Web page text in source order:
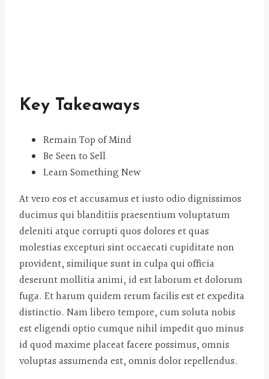
Key Takeaways
Remain Top of Mind
Be Seen to Sell
Learn Something New
At vero eos et accusamus et iusto odio dignissimos
ducimus qui blanditiis praesentium voluptatum
deleniti atque corrupti quos dolores et quas
molestias excepturi sint occaecati cupiditate non
provident, similique sunt in culpa qui officia
deserunt mollitia animi, id est laborum et dolorum
fuga. Et harum quidem rerum facilis est et expedita
distinctio. Nam libero tempore, cum soluta nobis
est eligendi optio cumque nihil impedit quo minus
id quod maxime placeat facere possimus, omnis
voluptas assumenda est, omnis dolor repellendus.